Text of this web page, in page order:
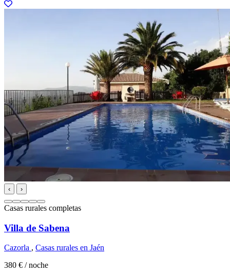
‹ ›
Casas rurales completas
Villa de Sabena
Cazorla , Casas rurales en Jaén
380 € / noche